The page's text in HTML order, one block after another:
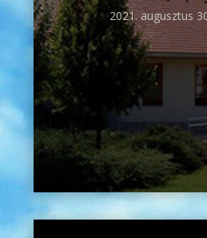
2021. augusztus